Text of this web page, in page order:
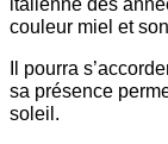
italienne des
couleur miel et
Il pourra
sa présence
soleil.